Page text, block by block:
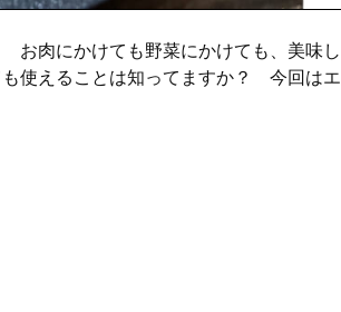
お肉にかけても野菜にかけても、美味し
使えることは知ってますか？ 今回はエ